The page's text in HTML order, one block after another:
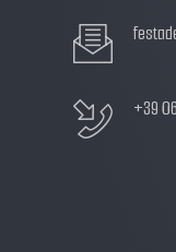
+39